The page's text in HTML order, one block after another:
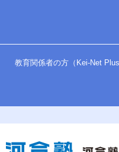
教育関係者の方（Kei-Net Plus